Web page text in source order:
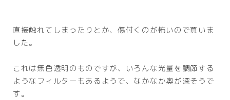
直接触れてしまったりとか、傷付くのが怖いので買いま
した。
これは無色透明のものですが、いろんな光量を調節する
ようなフィルターもあるようで、なかなか奥が深そうで
す。